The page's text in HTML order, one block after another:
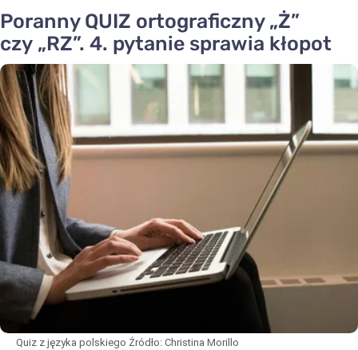
Poranny QUIZ ortograficzny „Ż”
czy „RZ”. 4. pytanie sprawia kłopot
Quiz z języka polskiego Źródło: Christina Morillo